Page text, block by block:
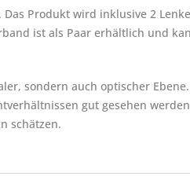
Produkt wird inklusive 2
ist als Paar erhältlich und
sondern auch optischer
gut gesehen
schätzen.